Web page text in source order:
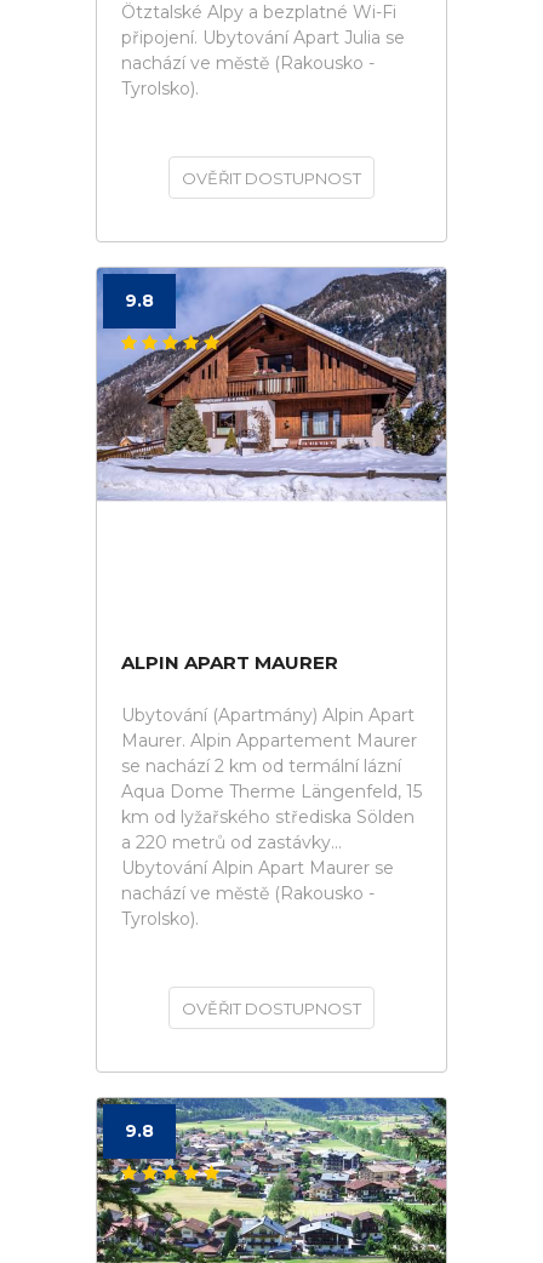
Ötztalské Alpy a bezplatné Wi-Fi
připojení. Ubytování Apart Julia se
nachází ve městě (Rakousko -
Tyrolsko).
OVĚŘIT DOSTUPNOST
9.8
ALPIN APART MAURER
Ubytování (Apartmány) Alpin Apart
Maurer. Alpin Appartement Maurer
se nachází 2 km od termální lázní
Aqua Dome Therme Längenfeld, 15
km od lyžařského střediska Sölden
a 220 metrů od zastávky...
Ubytování Alpin Apart Maurer se
nachází ve městě (Rakousko -
Tyrolsko).
OVĚŘIT DOSTUPNOST
9.8